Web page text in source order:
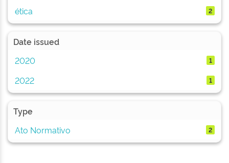
ética 2
Date issued
2020
1
2022 1
Type
Ato Normativo
2